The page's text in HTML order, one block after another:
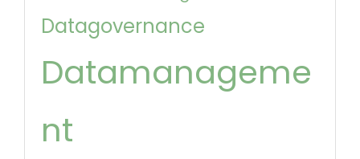
Datagovernance
Datamanageme
nt